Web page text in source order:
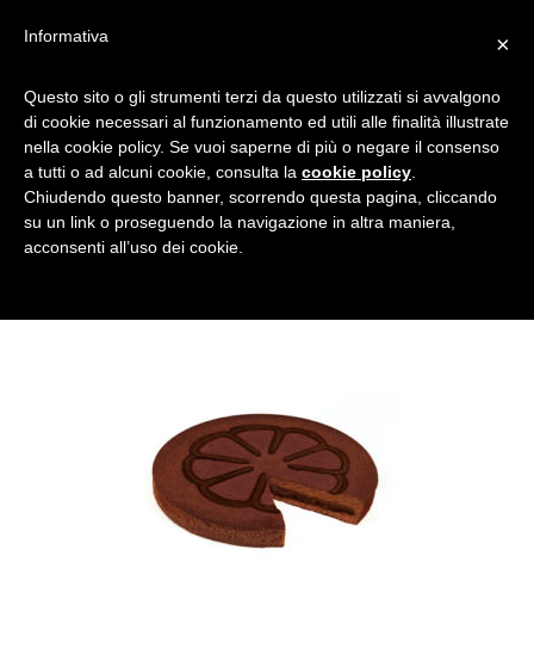
TORTA-
CIOCCOLATO_TAGLIATA7
×
Informativa
Questo sito o gli strumenti terzi da questo utilizzati si avvalgono
di cookie necessari al funzionamento ed utili alle finalità illustrate
nella cookie policy. Se vuoi saperne di più o negare il consenso
a tutti o ad alcuni cookie, consulta la cookie policy
Chiudendo questo banner, scorrendo questa pagina, cliccando
su un link o proseguendo la navigazione in altra maniera,
acconsenti all’uso dei cookie.